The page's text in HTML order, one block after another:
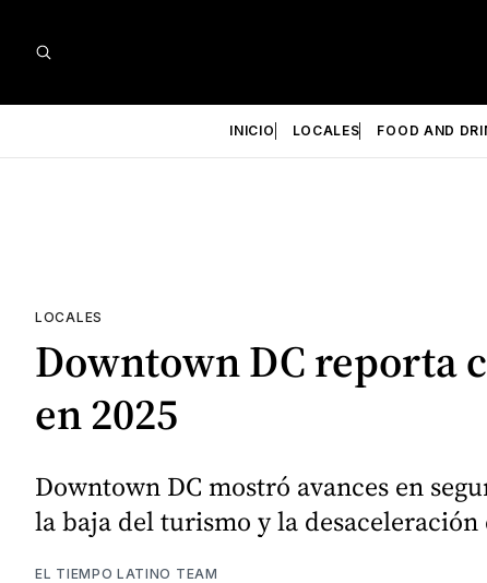
INICIO LOCALES FOOD AND
LOCALES
Downtown DC reporta
en 2025
Downtown DC mostró avances en
la baja del turismo y la
EL TIEMPO LATINO TEAM